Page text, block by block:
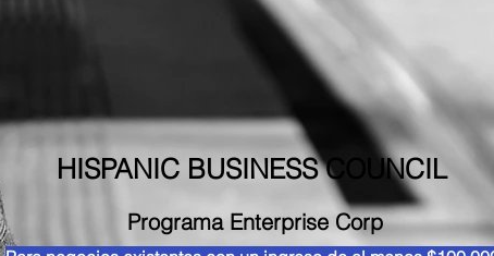
HISPANIC BUSINESS COUNCIL
Programa Enterprise Corp